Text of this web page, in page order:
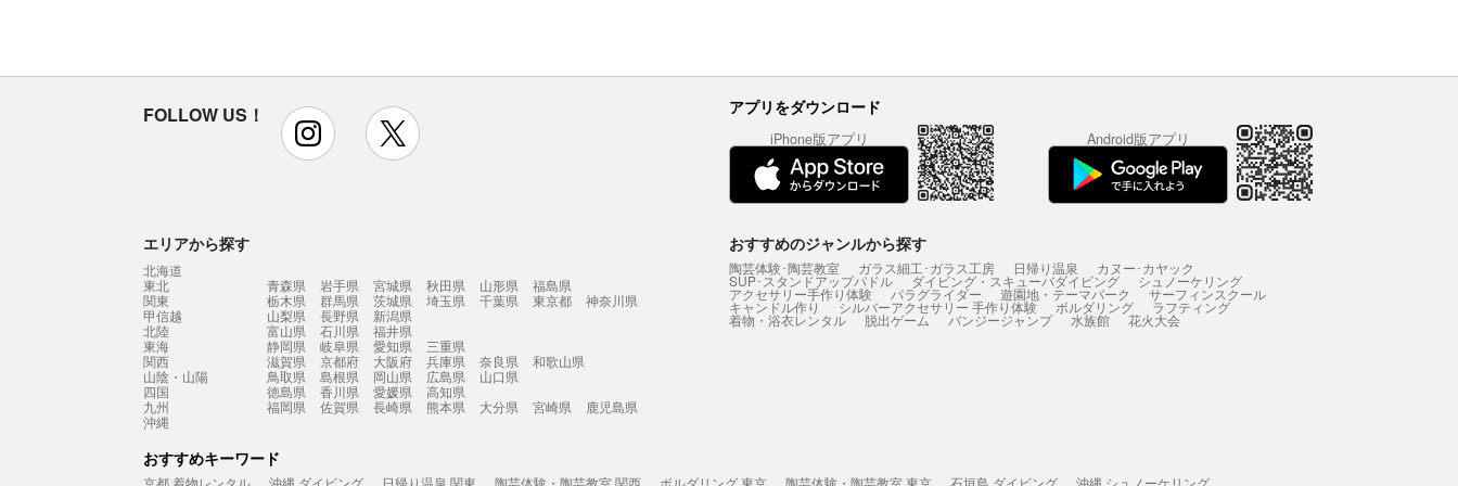
FOLLOW US！ instagram アプリをダウンロード
iPhone版アプリ Android版アプリ
エリアから探す
北海道
東北
青森県 岩手県 宮城県 秋田県 山形県
福島県
関東
栃木県 群馬県 茨城県 埼玉県 千葉県 東京都
神奈川県
甲信越
山梨県 長野県
新潟県
北陸
富山県 石川県
福井県
東海
静岡県 岐阜県 愛知県
三重県
関西
滋賀県 京都府 大阪府 兵庫県 奈良県
和歌山県
山陰・山陽
鳥取県 島根県 岡山県 広島県
山口県
四国
徳島県 香川県 愛媛県
高知県
九州
福岡県 佐賀県 長崎県 熊本県 大分県 宮崎県
鹿児島県
沖縄
おすすめのジャンルから探す
陶芸体験･陶芸教室 ガラス細工･ガラス工房 日帰り温泉 カヌー･カヤック
SUP･スタンドアップパドル ダイビング・スキューバダイビング シュノーケリング
アクセサリー手作り体験 パラグライダー 遊園地・テーマパーク サーフィンスクール
キャンドル作り シルバーアクセサリー 手作り体験 ボルダリング ラフティング
着物・浴衣レンタル 脱出ゲーム バンジージャンプ 水族館 花火大会
おすすめキーワード
京都 着物レンタル 沖縄 ダイビング 日帰り温泉 関東 陶芸体験・陶芸教室 関西 ボルダリング 東京 陶芸体験・陶芸教室 東京 石垣島 ダイビング 沖縄 シュノーケリング